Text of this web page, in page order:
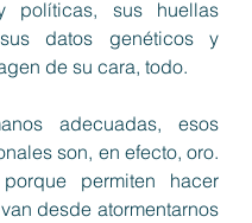
políticas, sus huellas
datos genéticos y
de su cara, todo.
adecuadas, esos
son, en efecto, oro.
permiten hacer
desde atormentarnos